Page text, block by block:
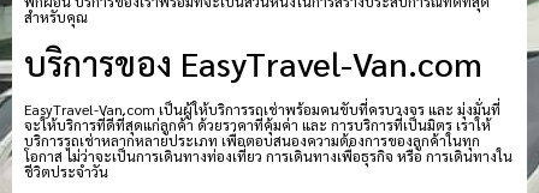
สำหรับคุณ
บริการของ EasyTravel-Van.com
EasyTravel-Van.com เป็นผู้ให้บริการรถเช่าพร้อมคนขับที่ครบวงจร และ มุ่งมั่นที่
จะให้บริการที่ดีที่สุดแก่ลูกค้า ด้วยราคาที่คุ้มค่า และ การบริการที่เป็นมิตร เราให้
บริการรถเช่าหลากหลายประเภท เพื่อตอบสนองความต้องการของลูกค้าในทุก
โอกาส ไม่ว่าจะเป็นการเดินทางท่องเที่ยว การเดินทางเพื่อธุรกิจ หรือ การเดินทางใน
ชีวิตประจำวัน